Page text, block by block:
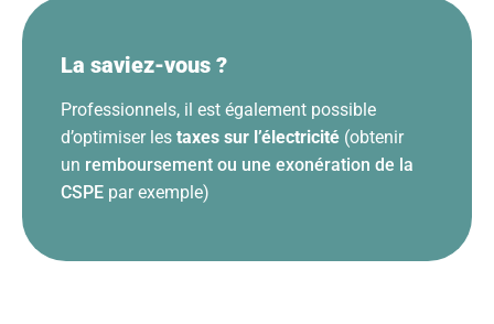
La saviez-vous ?
Professionnels, il est également possible
d’optimiser les taxes sur l’électricité (obtenir
un remboursement ou une exonération de la
CSPE par exemple)